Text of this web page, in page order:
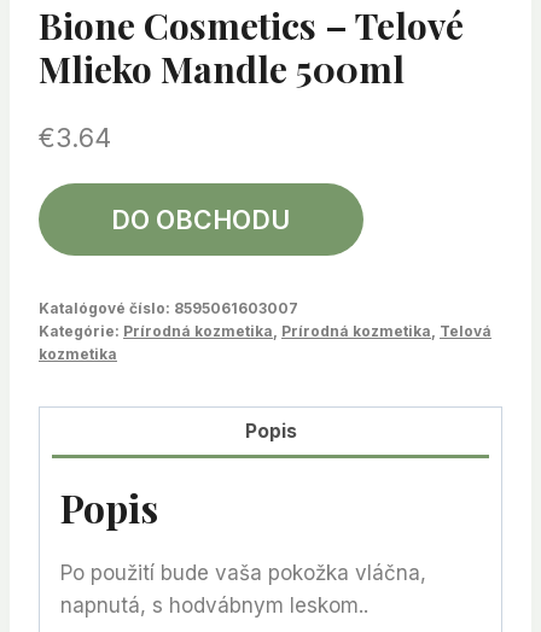
Bione Cosmetics – Telové
Mlieko Mandle 500ml
€3.64
DO OBCHODU
Katalógové číslo: 8595061603007
Kategórie: Prírodná kozmetika Prírodná kozmetika Telová
kozmetika
Popis
Popis
Po použití bude vaša pokožka vláčna,
napnutá, s hodvábnym leskom..